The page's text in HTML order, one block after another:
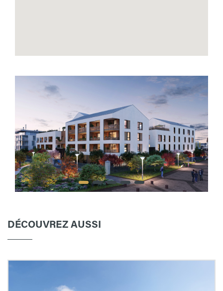
DÉCOUVREZ AUSSI